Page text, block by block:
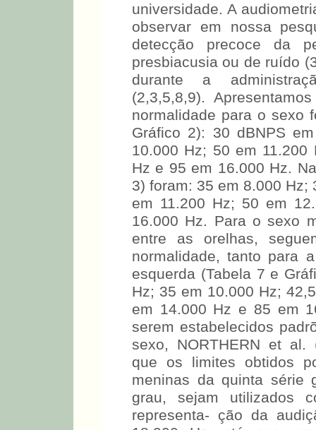
Já no sexo feminino,
participaram da
universidade. A
observar em nossa
detecção precoce da
presbiacusia ou de ruído
durante a
(2,3,5,8,9).
normalidade para o sexo
Gráfico 2): 30 dBNPS
10.000 Hz; 50 em
Hz e 95 em 16.000 Hz.
3) foram: 35 em 8.000
45 em 11.200 Hz; 50 em
16.000 Hz. Para o sexo
entre as orelhas,
normalidade, tanto para
esquerda (Tabela 7 e
Hz; 35 em 10.000 Hz;
em 14.000 Hz e 85 em
serem estabelecidos
sexo, NORTHERN et al.
que os limites obtidos
meninas da quinta série